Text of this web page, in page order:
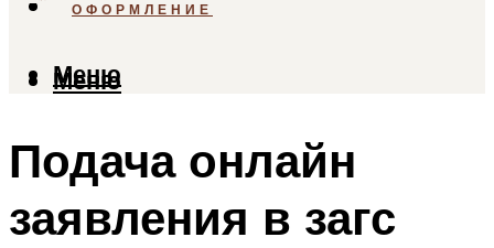
ОФОРМЛЕНИЕ
Меню
Меню
Подача онлайн
заявления в загс